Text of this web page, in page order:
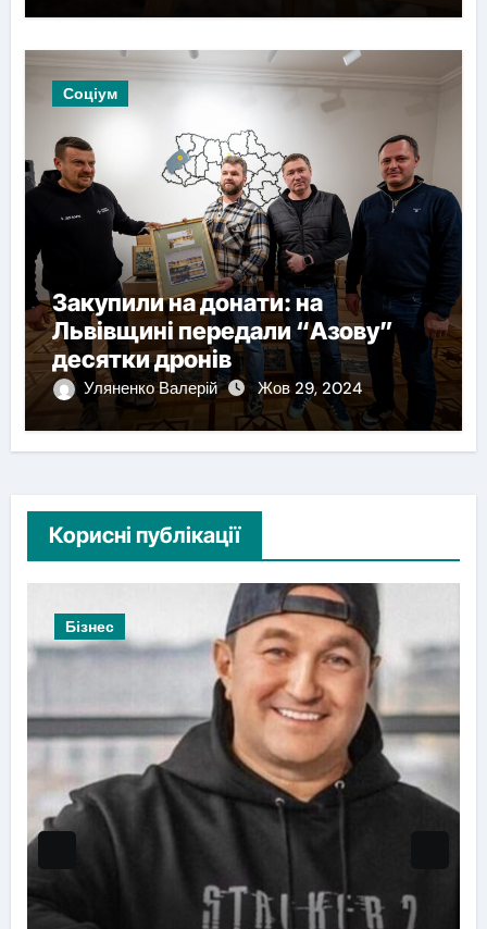
Соціум
Закупили на донати: на
Львівщині передали “Азову”
десятки дронів
Уляненко Валерій Жов 29, 2024
Корисні публікації
Бізнес